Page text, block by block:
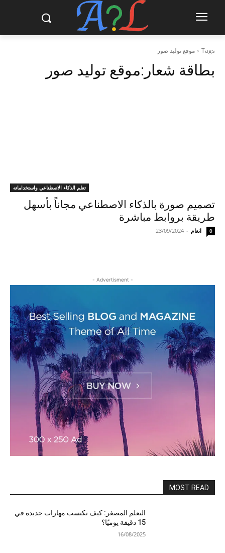
Tags موقع توليد صور
بطاقة شعار:موقع توليد صور
تعلم الذكاء الاصطناعي واستخداماته
تصميم صورة بالذكاء الاصطناعي مجاناً بأسهل
طريقة بروابط مباشرة
انعام -
23/09/2024 0
- Advertisment -
MOST READ
التعلم المصغر: كيف تكتسب مهارات جديدة في
15 دقيقة يوميًا؟
16/08/2025